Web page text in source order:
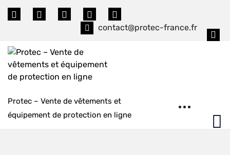
Skip
contact@protec-france.fr
Protec – Vente de vêtements et
équipement de protection en ligne